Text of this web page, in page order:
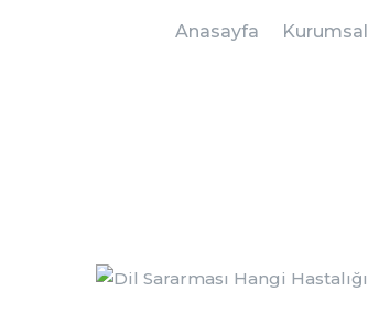
Anasayfa Kurumsal